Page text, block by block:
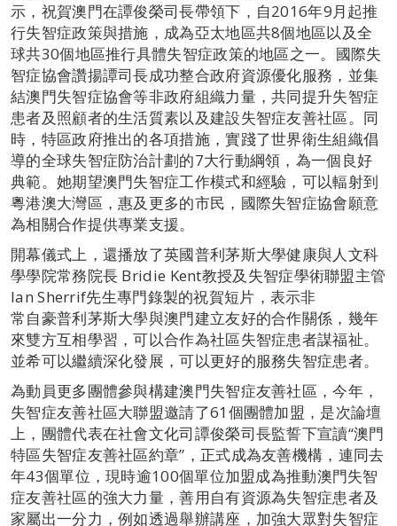
示，祝賀澳門在譚俊榮司長帶領下，自2016年9月起推
行失智症政策與措施，成為亞太地區共8個地區以及全
球共30個地區推行具體失智症政策的地區之一。國際失
智症協會讚揚譚司長成功整合政府資源優化服務，並集
結澳門失智症協會等非政府組織力量，共同提升失智症
患者及照顧者的生活質素以及建設失智症友善社區。同
時，特區政府推出的各項措施，實踐了世界衛生組織倡
導的全球失智症防治計劃的7大行動綱領，為一個良好
典範。她期望澳門失智症工作模式和經驗，可以輻射到
粵港澳大灣區，惠及更多的市民，國際失智症協會願意
為相關合作提供專業支援。
開幕儀式上，還播放了英國普利茅斯大學健康與人文科
學學院常務院長 Bridie Kent教授及失智症學術聯盟主管
Ian Sherrif先生專門錄製的祝賀短片，表示非
常自豪普利茅斯大學與澳門建立友好的合作關係，幾年
來雙方互相學習，可以合作為社區失智症患者謀福祉。
並希可以繼續深化發展，可以更好的服務失智症患者。
為動員更多團體參與構建澳門失智症友善社區，今年，
失智症友善社區大聯盟邀請了61個團體加盟，是次論壇
上，團體代表在社會文化司譚俊榮司長監誓下宣讀“澳門
特區失智症友善社區約章”，正式成為友善機構，連同去
年43個單位，現時逾100個單位加盟成為推動澳門失智
症友善社區的強大力量，善用自有資源為失智症患者及
家屬出一分力，例如透過舉辦講座，加強大眾對失智症